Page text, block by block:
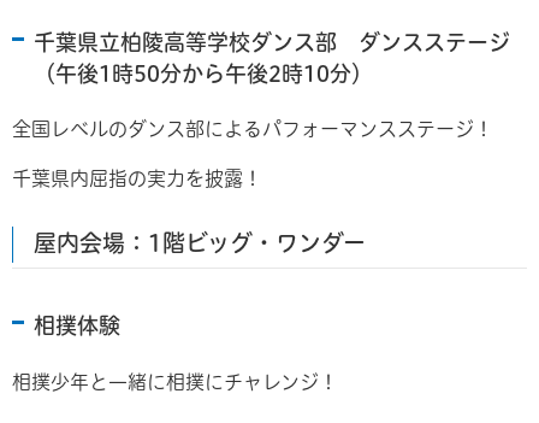
千葉県立柏陵高等学校ダンス部 ダンスステージ
（午後1時50分から午後2時10分）
全国レベルのダンス部によるパフォーマンスステージ！
千葉県内屈指の実力を披露！
屋内会場：1階ビッグ・ワンダー
相撲体験
相撲少年と一緒に相撲にチャレンジ！